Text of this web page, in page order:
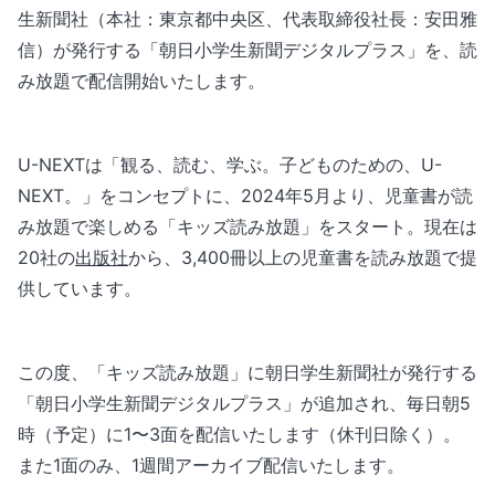
生新聞社（本社：東京都中央区、代表取締役社長：安田雅
信）が発行する「朝日小学生新聞デジタルプラス」を、読
み放題で配信開始いたします。
U-NEXTは「観る、読む、学ぶ。子どものための、U-
NEXT。」をコンセプトに、2024年5月より、児童書が読
み放題で楽しめる「キッズ読み放題」をスタート。現在は
20社の出版社から、3,400冊以上の児童書を読み放題で提
供しています。
この度、「キッズ読み放題」に朝日学生新聞社が発行する
「朝日小学生新聞デジタルプラス」が追加され、毎日朝5
時（予定）に1〜3面を配信いたします（休刊日除く）。
また1面のみ、1週間アーカイブ配信いたします。